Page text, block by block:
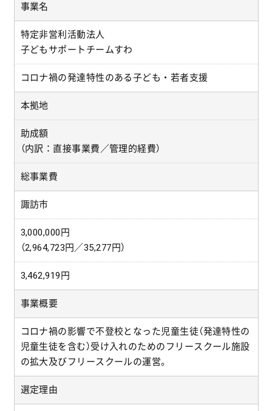
事業名
特定非営利活動法人
子どもサポートチームすわ
コロナ禍の発達特性のある子ども・若者支援
本拠地
助成額
（内訳：直接事業費／管理的経費）
総事業費
諏訪市
3,000,000円
（2,964,723円／35,277円）
3,462,919円
事業概要
コロナ禍の影響で不登校となった児童生徒（発達特性の
児童生徒を含む）受け入れのためのフリースクール施設
の拡大及びフリースクールの運営。
選定理由